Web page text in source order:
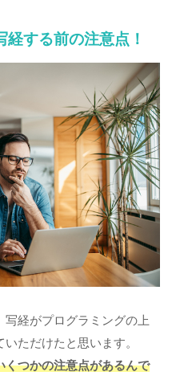
する前の注意点！
写経がプログラミングの上
ただけたと思います。
くつかの注意点があるんで